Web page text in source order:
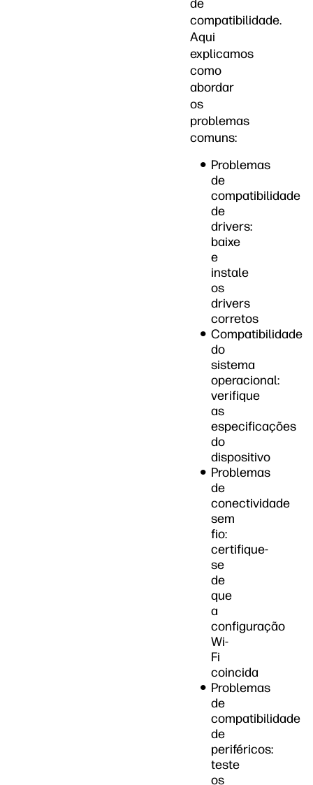
de
compatibilidade.
Aqui
explicamos
como
abordar
os
problemas
comuns:
Problemas
de
compatibilidade
de
drivers:
baixe
e
instale
os
drivers
corretos
Compatibilidade
do
sistema
operacional:
verifique
as
especificações
do
dispositivo
Problemas
de
conectividade
sem
fio:
certifique-
se
de
que
a
configuração
Wi-
Fi
coincida
Problemas
de
compatibilidade
de
periféricos:
teste
os